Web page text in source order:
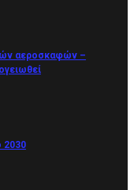
αεροσκαφών –
2030